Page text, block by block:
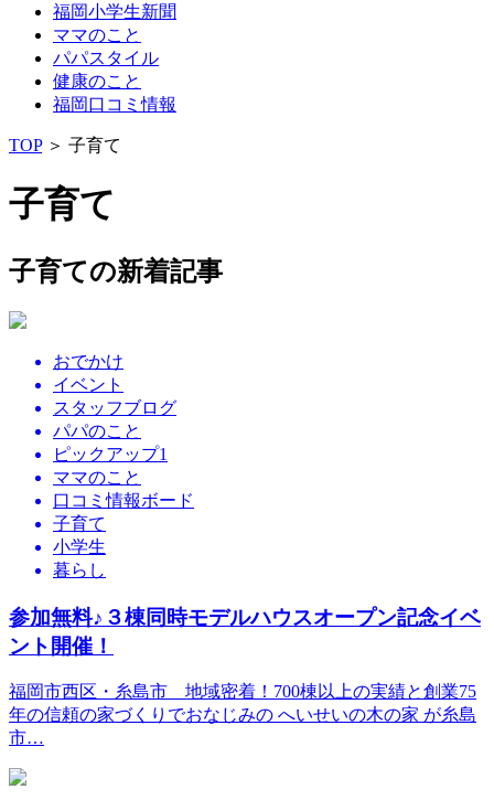
福岡小学生新聞
ママのこと
パパスタイル
健康のこと
福岡口コミ情報
TOP＞ 子育て
子育て
子育ての新着記事
おでかけ
イベント
スタッフブログ
パパのこと
ピックアップ1
ママのこと
口コミ情報ボード
子育て
小学生
暮らし
参加無料♪３棟同時モデルハウスオープン記念イベ
ント開催！
福岡市西区・糸島市 地域密着！700棟以上の実績と創業75
年の信頼の家づくりでおなじみの へいせいの木の家 が糸島
市…